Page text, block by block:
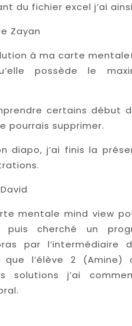
du fichier excel j’ai
Zayan
à ma carte
possède le
certains début
pourrais supprimer.
diapo, j’ai finis la
mentale mind view
puis cherché un
par l’intermédiaire
que l’élève 2
solutions j’ai